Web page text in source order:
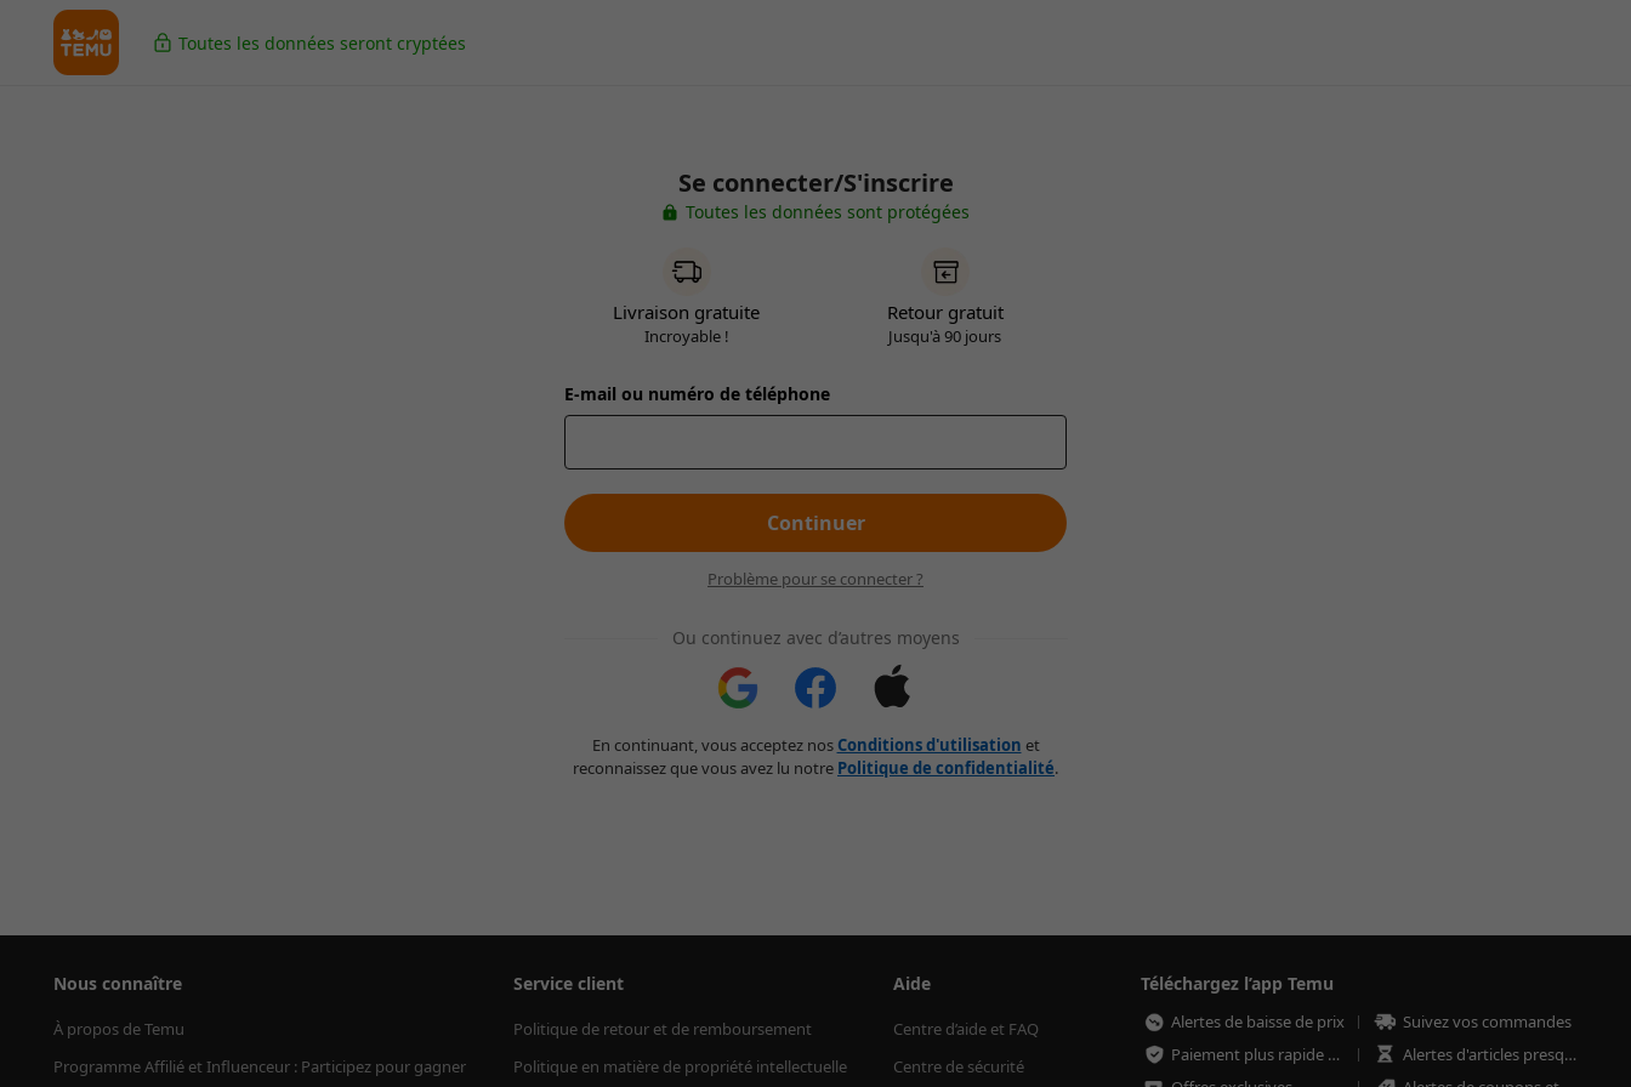
Toutes les données seront cryptées
Se connecter/S'inscrire
Toutes les données sont protégées
Livraison gratuite
Incroyable !
Retour gratuit
Jusqu'à 90 jours
E-mail ou numéro de téléphone
Continuer
Problème pour se connecter ?
Ou continuez avec d’autres moyens
En continuant, vous acceptez nos Conditions d'utilisation et
reconnaissez que vous avez lu notre Politique de confidentialité.
Nous connaître
À propos de Temu
Programme Affilié et Influenceur : Participez pour gagner
Service client
Politique de retour et de remboursement
Politique en matière de propriété intellectuelle
Aide
Centre d’aide et FAQ
Centre de sécurité
Téléchargez l’app Temu
Alertes de baisse de prix
Suivez vos commandes
Paiement plus rapide et plus sécurisé
Alertes d'articles presque épuisés